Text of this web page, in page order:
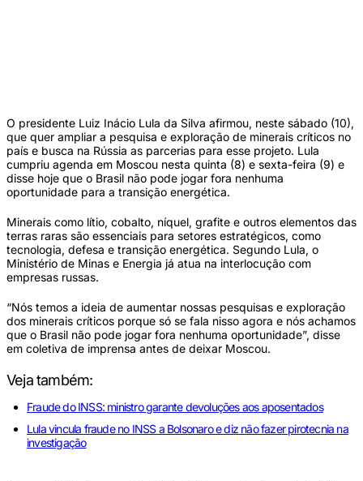
O presidente Luiz Inácio Lula da Silva afirmou, neste sábado (10),
que quer ampliar a pesquisa e exploração de minerais críticos no
país e busca na Rússia as parcerias para esse projeto. Lula
cumpriu agenda em Moscou nesta quinta (8) e sexta-feira (9) e
disse hoje que o Brasil não pode jogar fora nenhuma
oportunidade para a transição energética.
Minerais como lítio, cobalto, níquel, grafite e outros elementos das
terras raras são essenciais para setores estratégicos, como
tecnologia, defesa e transição energética. Segundo Lula, o
Ministério de Minas e Energia já atua na interlocução com
empresas russas.
“Nós temos a ideia de aumentar nossas pesquisas e exploração
dos minerais críticos porque só se fala nisso agora e nós achamos
que o Brasil não pode jogar fora nenhuma oportunidade”, disse
em coletiva de imprensa antes de deixar Moscou.
Veja também:
Fraude do INSS: ministro garante devoluções aos aposentados
Lula vincula fraude no INSS a Bolsonaro e diz não fazer pirotecnia na
investigação